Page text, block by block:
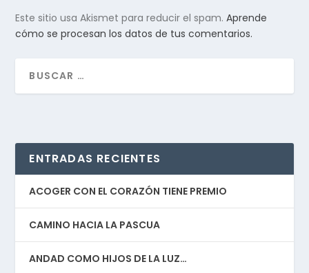
Este sitio usa Akismet para reducir el spam.Aprende
cómo se procesan los datos de tus comentarios.
ENTRADAS RECIENTES
ACOGER CON EL CORAZÓN TIENE PREMIO
CAMINO HACIA LA PASCUA
ANDAD COMO HIJOS DE LA LUZ…